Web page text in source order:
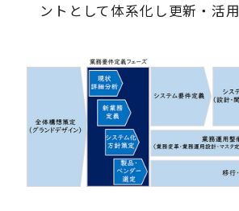
ントとして体系化し更新・活用